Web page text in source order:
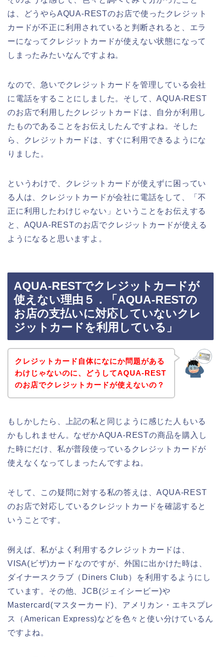
は、どうやらAQUA-RESTのお店で使ったクレジット
カードが不正に利用されていると判断されると、エラ
ーになってクレジットカードが使えない状態になって
しまったみたいなんですよね。
なので、急いでクレジットカードを管理している会社
に電話をすることにしました。そして、AQUA-REST
のお店で利用したクレジットカードは、自分が利用し
たものであることをお伝えしたんですよね。そした
ら、クレジットカードは、すぐに利用できるようにな
りました。
というわけで、クレジットカードが使えずに困ってい
る人は、クレジットカードが会社に電話をして、「不
正に利用したわけじゃない」ということをお伝えする
と、AQUA-RESTのお店でクレジットカードが使える
ようになると思いますよ。
AQUA-RESTでクレジットカードが
使えない理由５．「AQUA-RESTの
お店の支払いに対応していないクレ
ジットカードを利用している」
クレジットカード自体になにか問題がある
わけじゃないのに、どうしてAQUA-REST
のお店でクレジットカードが使えないの？
もしかしたら、上記の私と同じように感じた人もいる
かもしれません。なぜかAQUA-RESTの商品を購入し
た時にだけ、私が普段使っているクレジットカードが
使えなくなってしまったんですよね。
そして、この疑問に対する私の答えは、AQUA-REST
のお店で対応しているクレジットカードを確認すると
いうことです。
例えば、私がよく利用するクレジットカードは、
VISA(ビザ)カードなのですが、外国に出かけた時は、
ダイナースクラブ（Diners Club）を利用するようにし
ています。その他、JCB(ジェイシービー)や
Mastercard(マスターカード)、アメリカン・エキスプレ
ス（American Express)などを色々と使い分けているん
ですよね。